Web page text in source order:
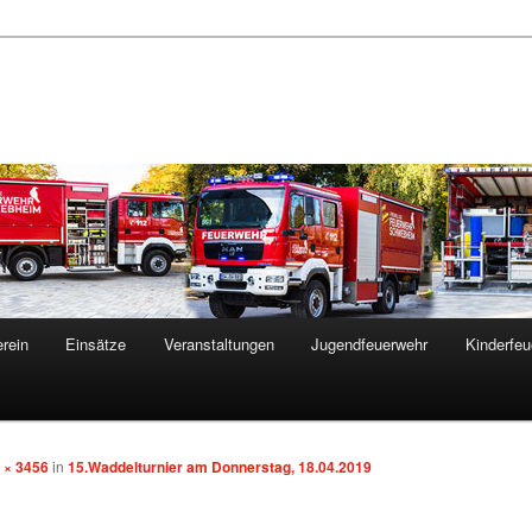
Einsätze Veranstaltungen Jugendfeuerwehr
3456in 15.Waddelturnier am Donnerstag, 18.04.2019